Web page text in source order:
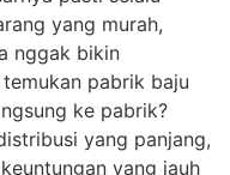
yang murah,
nggak bikin
temukan pabrik baju
ke pabrik?
yang panjang,
yang jauh